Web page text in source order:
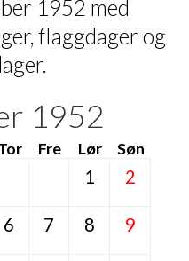
1952 med
flaggdager og
1952
Fre Lør Søn
1 2
6 7 8 9